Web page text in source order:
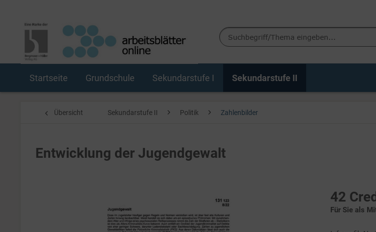
Startseite Grundschule Sekundarstufe I Sekundarstufe II
Übersicht Sekundarstufe II Politik Zahlenbilder
Entwicklung der Jugendgewalt
42
Für Sie als